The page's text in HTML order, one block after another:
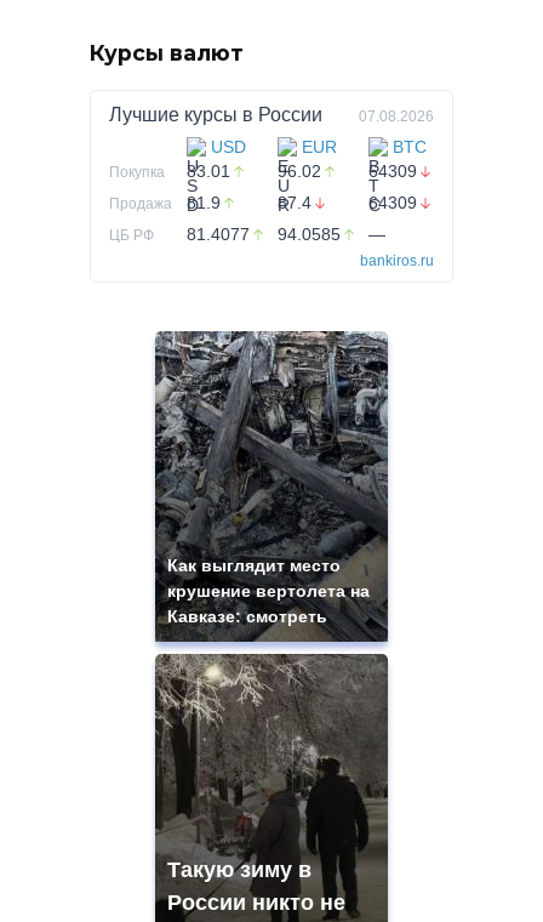
Курсы валют
Лучшие курсы в России 07.08.2026
USD EUR BTC
Покупка 83.01 96.02 64309
Продажа 81.9 87.4 64309
ЦБ РФ 81.4077 94.0585 —
bankiros.ru
Как выглядит место
крушение вертолета на
Кавказе: смотреть
Такую зиму в
России никто не